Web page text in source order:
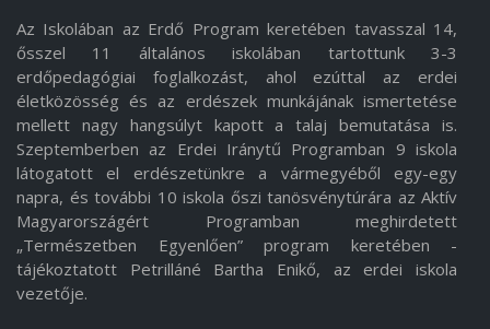
Az Iskolában az Erdő Program keretében tavasszal 14,
ősszel 11 általános iskolában tartottunk 3-3
erdőpedagógiai foglalkozást, ahol ezúttal az erdei
életközösség és az erdészek munkájának ismertetése
mellett nagy hangsúlyt kapott a talaj bemutatása is.
Szeptemberben az Erdei Iránytű Programban 9 iskola
látogatott el erdészetünkre a vármegyéből egy-egy
napra, és további 10 iskola őszi tanösvénytúrára az Aktív
Magyarországért Programban meghirdetett
„Természetben Egyenlően” program keretében -
tájékoztatott Petrilláné Bartha Enikő, az erdei iskola
vezetője.